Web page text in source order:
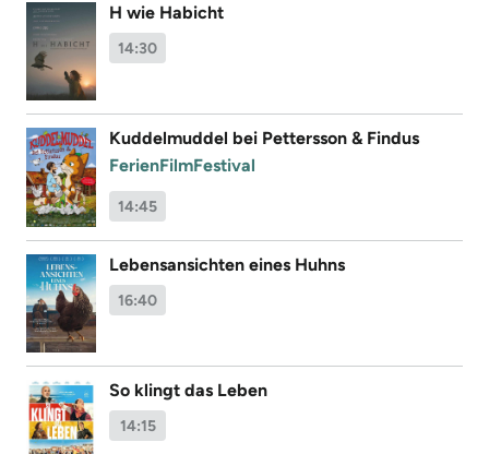
H wie Habicht
14:30
Kuddelmuddel bei Pettersson & Findus
FerienFilmFestival
14:45
Lebensansichten eines Huhns
16:40
So klingt das Leben
14:15